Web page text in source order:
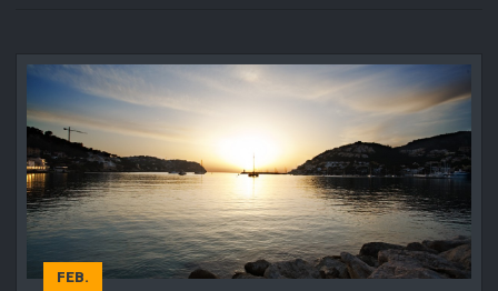
FEB.